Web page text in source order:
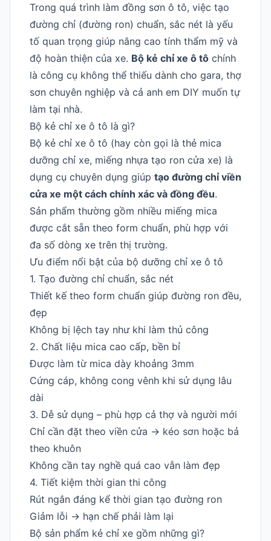
Trong quá trình làm đồng sơn ô tô, việc tạo
đường chỉ (đường ron) chuẩn, sắc nét là yếu
tố quan trọng giúp nâng cao tính thẩm mỹ và
độ hoàn thiện của xe. Bộ kẻ chỉ xe ô tô chính
là công cụ không thể thiếu dành cho gara, thợ
sơn chuyên nghiệp và cả anh em DIY muốn tự
làm tại nhà.
Bộ kẻ chỉ xe ô tô là gì?
Bộ kẻ chỉ xe ô tô (hay còn gọi là thẻ mica
dưỡng chỉ xe, miếng nhựa tạo ron cửa xe) là
dụng cụ chuyên dụng giúp tạo đường chỉ viền
cửa xe một cách chính xác và đồng đều.
Sản phẩm thường gồm nhiều miếng mica
được cắt sẵn theo form chuẩn, phù hợp với
đa số dòng xe trên thị trường.
Ưu điểm nổi bật của bộ dưỡng chỉ xe ô tô
1. Tạo đường chỉ chuẩn, sắc nét
Thiết kế theo form chuẩn giúp đường ron đều,
đẹp
Không bị lệch tay như khi làm thủ công
2. Chất liệu mica cao cấp, bền bỉ
Được làm từ mica dày khoảng 3mm
Cứng cáp, không cong vênh khi sử dụng lâu
dài
3. Dễ sử dụng – phù hợp cả thợ và người mới
Chỉ cần đặt theo viền cửa → kéo sơn hoặc bả
theo khuôn
Không cần tay nghề quá cao vẫn làm đẹp
4. Tiết kiệm thời gian thi công
Rút ngắn đáng kể thời gian tạo đường ron
Giảm lỗi → hạn chế phải làm lại
Bộ sản phẩm kẻ chỉ xe gồm những gì?